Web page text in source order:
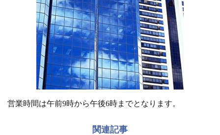
営業時間は午前9時から午後6時までとなります。
関連記事